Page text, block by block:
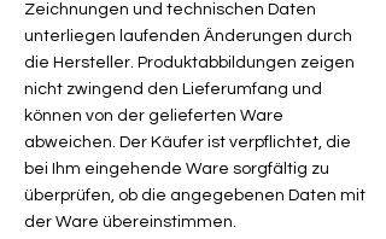
Zeichnungen und technischen Daten
unterliegen laufenden Änderungen durch
die Hersteller. Produktabbildungen zeigen
nicht zwingend den Lieferumfang und
können von der gelieferten Ware
abweichen. Der Käufer ist verpflichtet, die
bei Ihm eingehende Ware sorgfältig zu
überprüfen, ob die angegebenen Daten mit
der Ware übereinstimmen.